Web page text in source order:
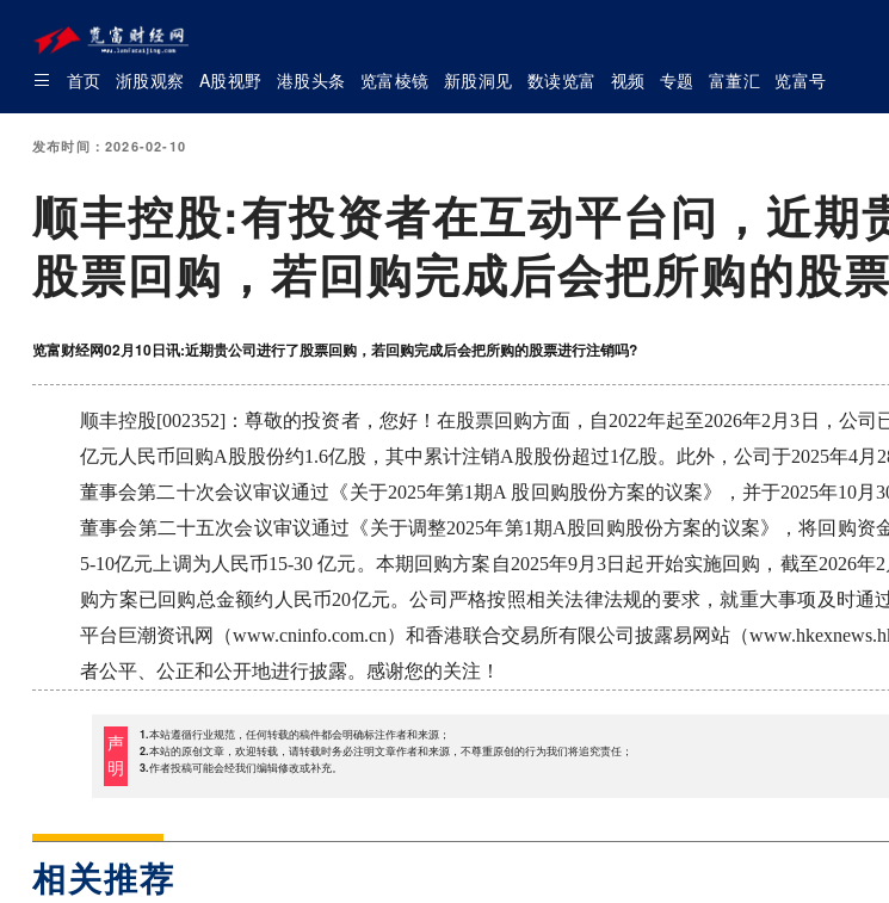
首页 浙股观察 A股视野 港股头条 览富棱镜 新股洞见 数读览富 视频 专题 富董汇 览富号
发布时间：2026-02-10
顺丰控股:有投资者在互动平台问，近期
股票回购，若回购完成后会把所购的股
览富财经网02月10日讯:近期贵公司进行了股票回购，若回购完成后会把所购的股票进行注销吗?
顺丰控股[002352]：尊敬的投资者，您好！在股票回购方面，自2022年起至2026年2月3日，公司
亿元人民币回购A股股份约1.6亿股，其中累计注销A股股份超过1亿股。此外，公司于2025年4月
董事会第二十次会议审议通过《关于2025年第1期A 股回购股份方案的议案》，并于2025年10月
董事会第二十五次会议审议通过《关于调整2025年第1期A股回购股份方案的议案》，将回购资
5-10亿元上调为人民币15-30 亿元。本期回购方案自2025年9月3日起开始实施回购，截至2026年
购方案已回购总金额约人民币20亿元。公司严格按照相关法律法规的要求，就重大事项及时通
平台巨潮资讯网（www.cninfo.com.cn）和香港联合交易所有限公司披露易网站（
者公平、公正和公开地进行披露。感谢您的关注！
声
明
1.本站遵循行业规范，任何转载的稿件都会明确标注作者和来源；
2.本站的原创文章，欢迎转载，请转载时务必注明文章作者和来源，不尊重原创的行为我们将追究责任；
3.作者投稿可能会经我们编辑修改或补充。
相关推荐